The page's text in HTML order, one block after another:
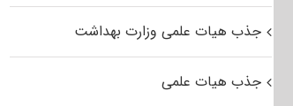
جذب هیات علمی وزارت بهداشت
جذب هیات علمی